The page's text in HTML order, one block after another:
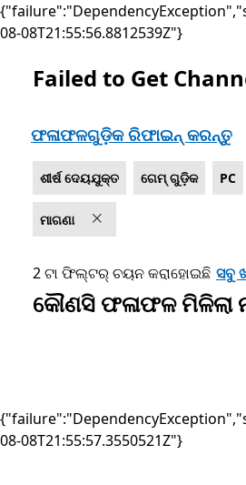
08-08T21:55:56.8812539Z"}
Microsoft.com ତାଲିକାଭୁକ୍ତ
Failed to Get
ଫଳାଫଳଗୁଡ଼ିକ ରିଫାଇନ୍ କରନ୍ତୁ
ଶୀର୍ଷ ଦେୟଯୁକ୍ତ ଗେମ୍ ଗୁଡ଼ିକ PC
ମାଗଣା
2 ଟା ଫିଲ୍ଟର୍ ଚୟନ କରାହୋଇଛି ସବୁ
କୌଣସି ଫଳାଫଳ ମିଳିଲା
08-08T21:55:57.3550521Z"}